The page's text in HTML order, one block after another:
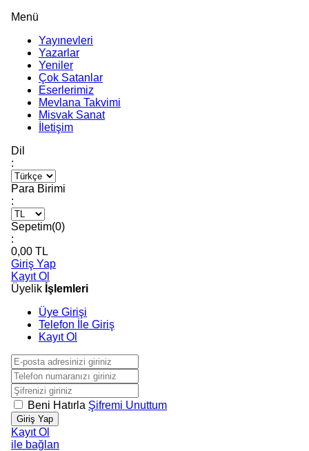
Menü
Yayınevleri
Yazarlar
Yeniler
Çok Satanlar
Eserlerimiz
Mevlana Takvimi
Misvak Sanat
İletişim
Dil
:
Para Birimi
:
Sepetim(0)
:
0,00 TL
Giriş Yap
Kayıt Ol
Üyelik İşlemleri
Üye Girişi
Telefon İle Giriş
Kayıt Ol
Beni Hatırla Şifremi Unuttum
Giriş Yap
Kayıt Ol
ile bağlan